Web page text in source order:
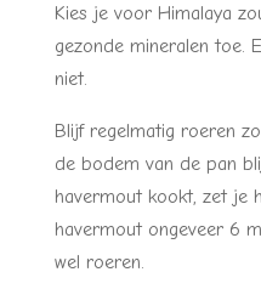
Kies je voor Himalaya
gezonde mineralen toe.
niet.
Blijf regelmatig roeren
de bodem van de pan
havermout kookt, zet je
havermout ongeveer 6
wel roeren.